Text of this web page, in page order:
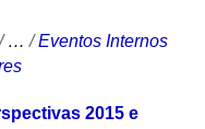
…/Eventos Internos
2015 e